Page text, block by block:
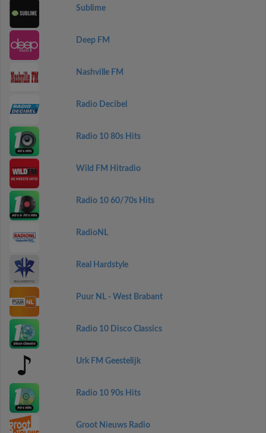
Sublime
Deep FM
Nashville FM
Radio Decibel
Radio 10 80s Hits
Wild FM Hitradio
Radio 10 60/70s Hits
RadioNL
Real Hardstyle
Puur NL - West Brabant
Radio 10 Disco Classics
Urk FM Geestelijk
Radio 10 90s Hits
Groot Nieuws Radio